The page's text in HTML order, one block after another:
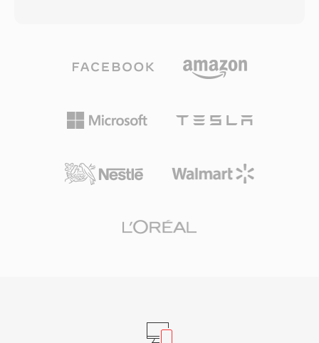
iTunes（或较新macOS上的Apple Music）和
三方工具同样可以胜任。同步或下载后，铃声即可
集成到iOS设置中，用于来电、闹钟和特定联系人
AirDrop轻松部署到任何iPhone，AAC编解码器即